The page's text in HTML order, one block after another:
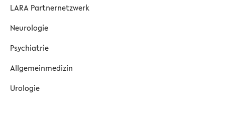
LARA Partnernetzwerk
Neurologie
Psychiatrie
Allgemeinmedizin
Urologie